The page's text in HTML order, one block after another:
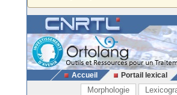
Accueil Portail lexical
Morphologie